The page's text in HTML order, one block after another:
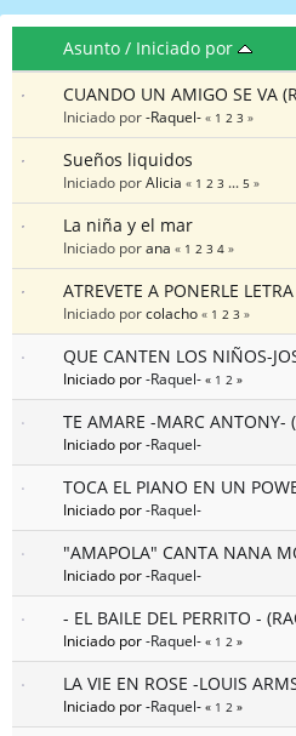
Asunto / Iniciado por
CUANDO UN AMIGO SE VA
Iniciado por-Raquel- « 1 2 3 »
Sueños liquidos
Iniciado porAlicia « 1 2 3 ... 5 »
La niña y el mar
Iniciado porana « 1 2 3 4 »
ATREVETE A PONERLE LETRA
Iniciado porcolacho « 1 2 3 »
QUE CANTEN LOS NIÑOS-
Iniciado por-Raquel- « 1 2 »
TE AMARE -MARC ANTONY-
Iniciado por-Raquel-
TOCA EL PIANO EN UN
Iniciado por-Raquel-
"AMAPOLA" CANTA NANA
Iniciado por-Raquel-
- EL BAILE DEL PERRITO -
Iniciado por-Raquel- « 1 2 »
LA VIE EN ROSE -LOUIS
Iniciado por-Raquel- « 1 2 »